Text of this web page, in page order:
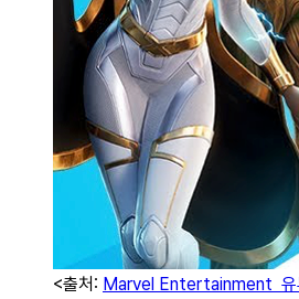
<출처: Marvel Entertainment 유